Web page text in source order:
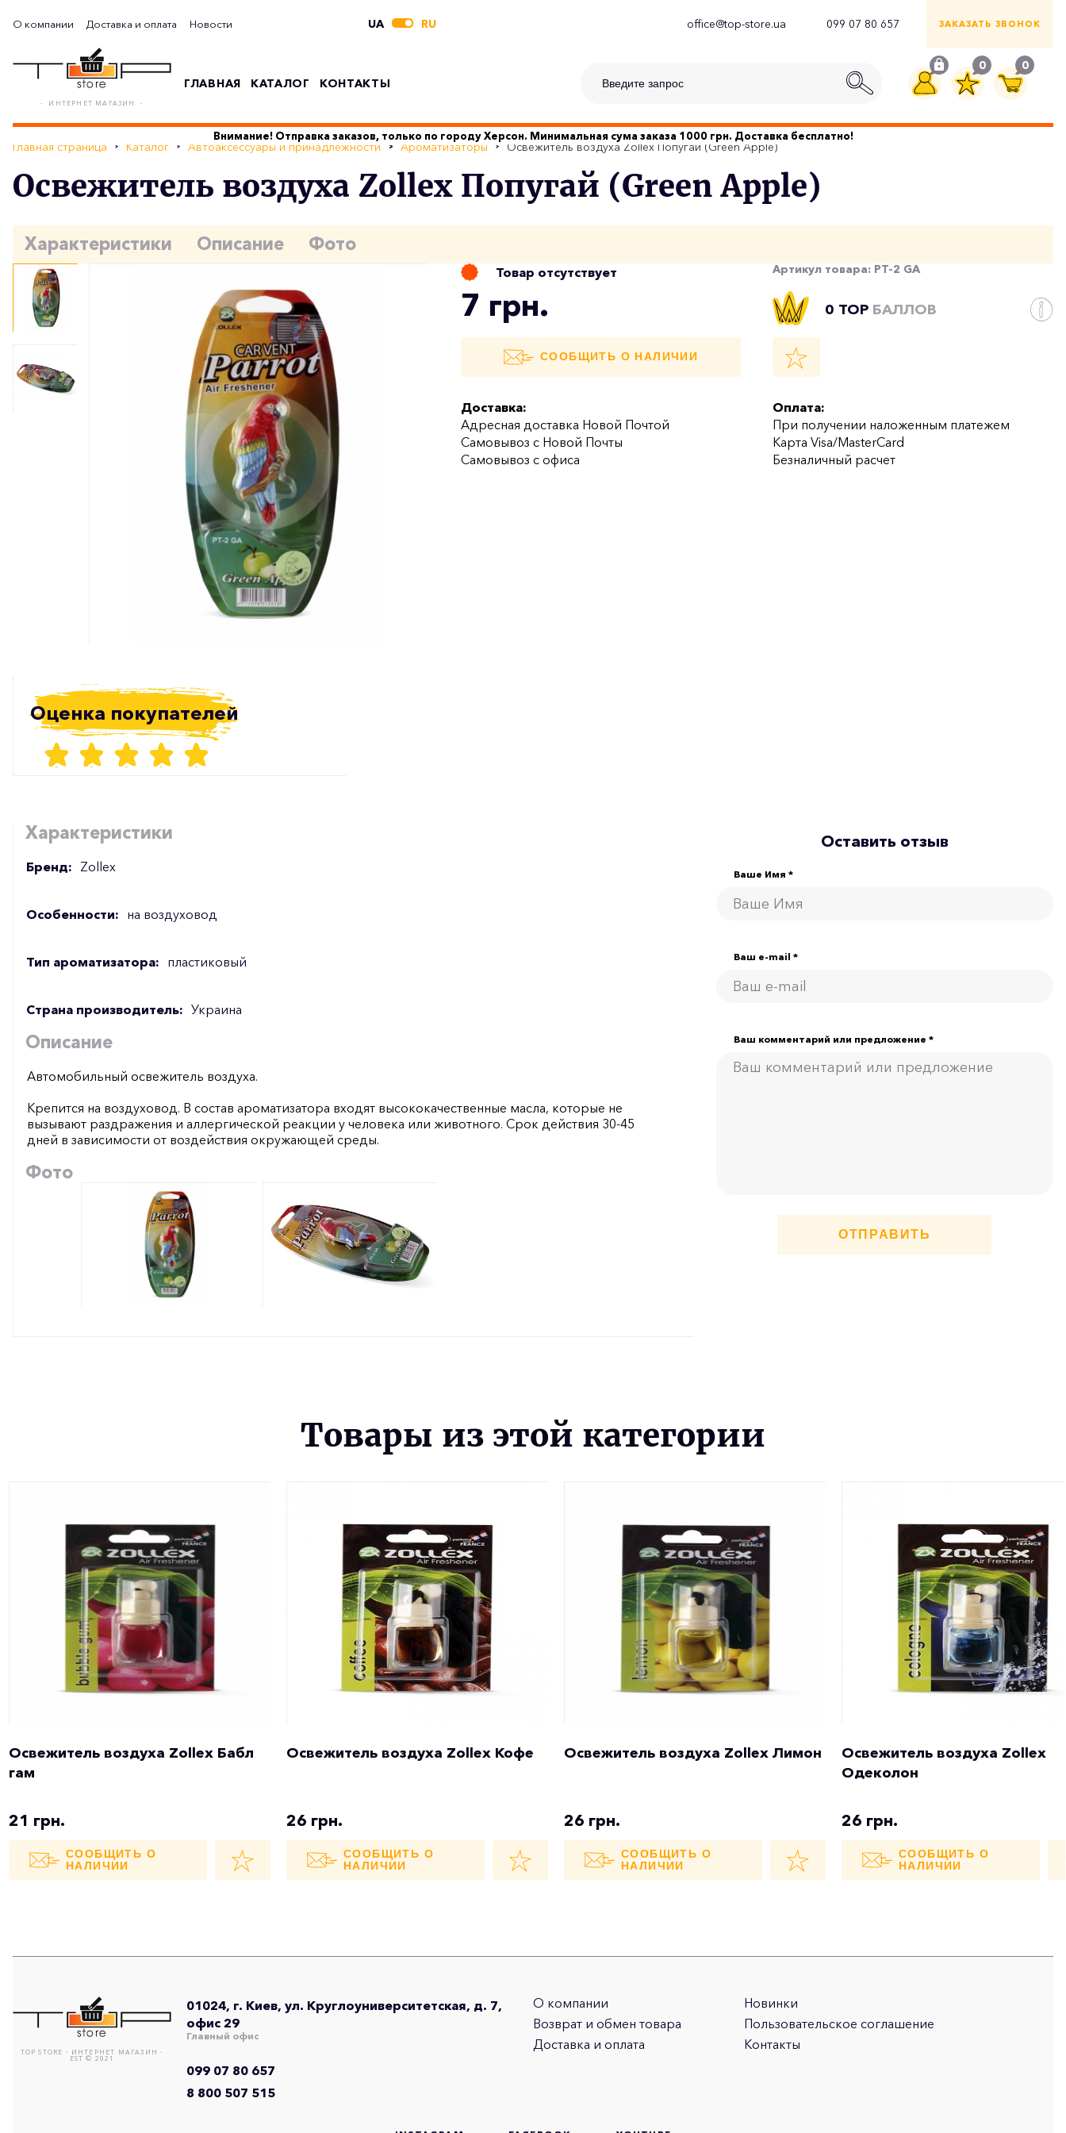
О компании Доставка и оплата Новости UA RU office@top-store.ua 099 07 80 657 ЗАКАЗАТЬ ЗВОНОК
- ИНТЕРНЕТ МАГАЗИН -
ГЛАВНАЯ КАТАЛОГ КОНТАКТЫ
0 0
Внимание! Отправка заказов, только по городу Херсон. Минимальная сума заказа 1000 грн. Доставка бесплатно!
Главная страница Каталог Автоаксессуары и принадлежности Ароматизаторы Освежитель воздуха Zollex Попугай (Green Apple)
Освежитель воздуха Zollex Попугай (Green Apple)
Характеристики Описание Фото
Товар отсутствует Артикул товара: PT-2 GA
7 грн. 0 TOP БАЛЛОВ
СООБЩИТЬ О НАЛИЧИИ
Доставка:
Адресная доставка Новой Почтой
Самовывоз с Новой Почты
Самовывоз с офиса
Оплата:
При получении наложенным платежем
Карта Visa/MasterCard
Безналичный расчет
Оценка покупателей
Характеристики
Бренд: Zollex
Особенности: на воздуховод
Тип ароматизатора: пластиковый
Страна производитель: Украина
Описание
Автомобильный освежитель воздуха.
Крепится на воздуховод. В состав ароматизатора входят высококачественные масла, которые не
вызывают раздражения и аллергической реакции у человека или животного. Срок действия 30-45
дней в зависимости от воздействия окружающей среды.
Фото
Оставить отзыв
Ваше Имя *
Ваш e-mail *
Ваш комментарий или предложение *
ОТПРАВИТЬ
Товары из этой категории
Освежитель воздуха Zollex Бабл
гам
21 грн.
СООБЩИТЬ О
НАЛИЧИИ
Освежитель воздуха Zollex Кофе
26 грн.
СООБЩИТЬ О
НАЛИЧИИ
Освежитель воздуха Zollex Лимон
26 грн.
СООБЩИТЬ О
НАЛИЧИИ
Освежитель воздуха Zollex
Одеколон
26 грн.
СООБЩИТЬ О
НАЛИЧИИ
TOP STORE - ИНТЕРНЕТ МАГАЗИН -
EST © 2021
01024, г. Киев, ул. Круглоуниверситетская, д. 7,
офис 29
Главный офис
099 07 80 657
8 800 507 515
О компании
Возврат и обмен товара
Доставка и оплата
Новинки
Пользовательское соглашение
Контакты